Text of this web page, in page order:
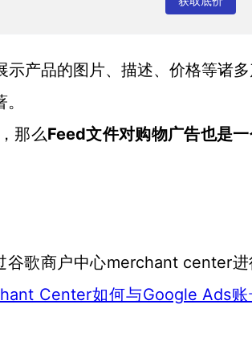
示产品的图片、描述、价格等诸
那么Feed文件对购物广告也是
谷歌商户中心merchant center
Center如何与Google Ads账